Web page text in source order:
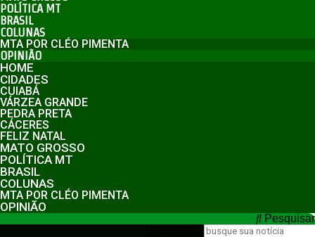
POLÍTICA MT
BRASIL
COLUNAS
MTA POR CLÉO PIMENTA
OPINIÃO
HOME
CIDADES
CUIABÁ
VÁRZEA GRANDE
PEDRA PRETA
CÁCERES
FELIZ NATAL
MATO GROSSO
POLÍTICA MT
BRASIL
COLUNAS
MTA POR CLÉO PIMENTA
OPINIÃO
Pesquisar